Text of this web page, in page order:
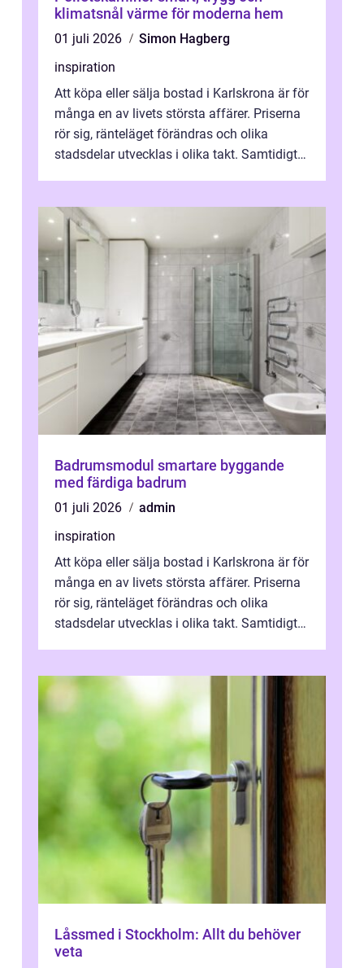
klimatsnål värme för moderna hem
01 juli 2026
Simon Hagberg
inspiration
Att köpa eller sälja bostad i Karlskrona är för
många en av livets största affärer. Priserna
rör sig, ränteläget förändras och olika
stadsdelar utvecklas i olika takt. Samtidigt
Badrumsmodul smartare byggande
med färdiga badrum
01 juli 2026
admin
inspiration
Att köpa eller sälja bostad i Karlskrona är för
många en av livets största affärer. Priserna
rör sig, ränteläget förändras och olika
stadsdelar utvecklas i olika takt. Samtidigt
Låssmed i Stockholm: Allt du behöver
veta